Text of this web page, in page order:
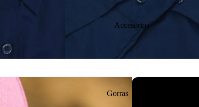
Rashguards
Sudaderas
Accesorios
💥 REBAJAS
Ver todo
Accesorios
Gorras